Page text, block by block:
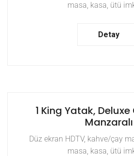
masa, kasa, ütü
Detay
1 King Yatak,
Manzaralı
Düz ekran HDTV, kahve/çay
masa, kasa, ütü